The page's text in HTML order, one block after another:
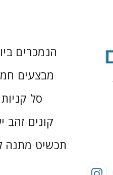
הנמכרים
מבצעים
סל קניות
קונים זהב
תכשיט מתנה